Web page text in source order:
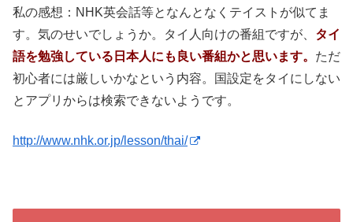
私の感想：NHK英会話等となんとなくテイストが似てま
す。気のせいでしょうか。タイ人向けの番組ですが、 タイ
語を勉強している日本人にも良い番組かと思います。 ただ
初心者には厳しいかなという内容。国設定をタイにしない
とアプリからは検索できないようです。
http://www.nhk.or.jp/lesson/thai/